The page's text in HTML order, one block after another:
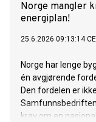
Norge mangler
energiplan!
25.6.2026 09:13:14
Norge har lenge
én avgjørende
Den fordelen er
krav om en